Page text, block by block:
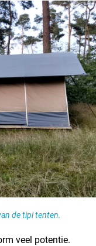
de tipi tenten.
veel potentie.